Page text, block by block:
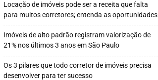
Locação de imóveis pode ser a receita que falta
para muitos corretores; entenda as oportunidades
Imóveis de alto padrão registram valorização de
21% nos últimos 3 anos em São Paulo
Os 3 pilares que todo corretor de imóveis precisa
desenvolver para ter sucesso